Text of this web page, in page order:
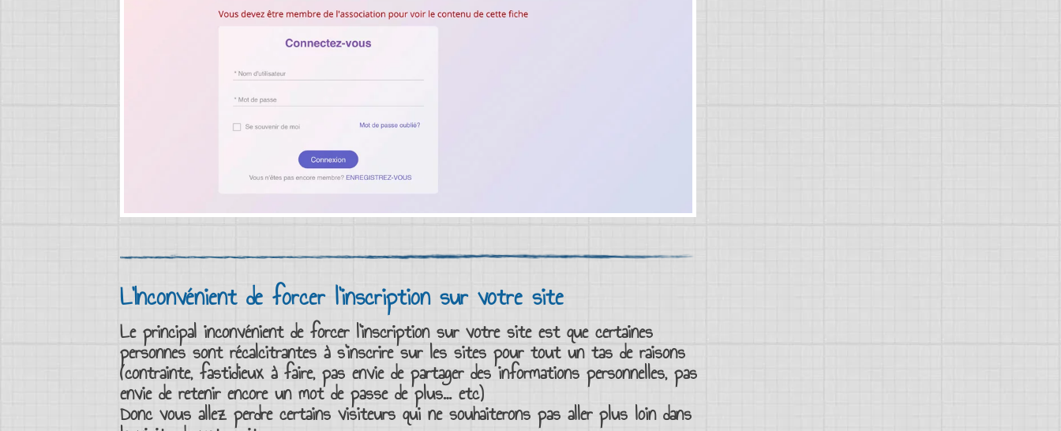
L’Inconvénient de forcer l’inscription sur votre site
Le principal inconvénient de forcer l’inscriptionsur votre site est que certaines
personnes sont récalcitrantes à s’inscrire sur les sites pour tout un tas de raisons
(contrainte, fastidieux à faire, pas envie de partager desinformations personnelles, pas
envie de retenir encore un mot de passede plus… etc)
Donc vous allez perdre certains visiteurs qui ne souhaiterons pas aller plus loin dans